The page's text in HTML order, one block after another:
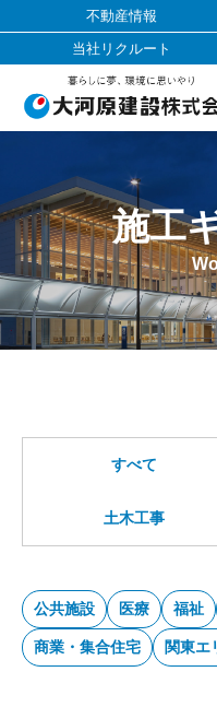
不動産情報
当社リクルート
協力会社の皆様へ
サイトマップ
お知らせ
施工ギャラリー
企業情報
施工
すべて
土木工事
公共施設 医療 福祉
商業・集合住宅 関東エ